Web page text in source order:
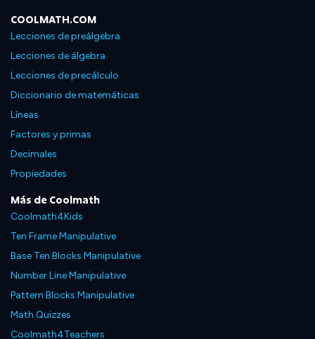
COOLMATH.COM
Lecciones de preálgebra
Lecciones de álgebra
Lecciones de precálculo
Diccionario de matemáticas
Líneas
Factores y primas
Decimales
Propiedades
Más de Coolmath
Coolmath4Kids
Ten Frame Manipulative
Base Ten Blocks Manipulative
Number Line Manipulative
Pattern Blocks Manipulative
Math Quizzes
Coolmath4Teachers